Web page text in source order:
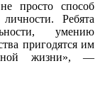
просто способ
Ребята
умению
пригодятся им
жизни», —